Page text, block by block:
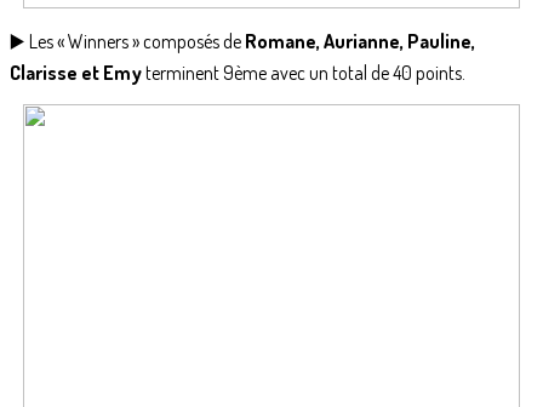
▶️ Les « Winners » composés de Romane, Aurianne, Pauline,
Clarisse et Emyterminent 9ème avec un total de 40 points.